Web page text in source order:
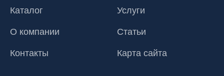
Каталог
Услуги
О компании
Статьи
Контакты
Карта сайта